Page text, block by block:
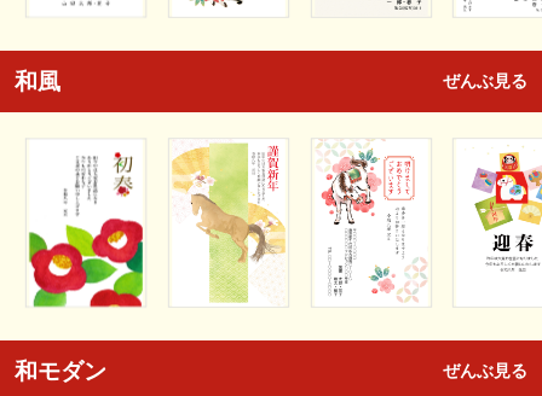
和風 ぜんぶ見る
和モダン ぜんぶ見る